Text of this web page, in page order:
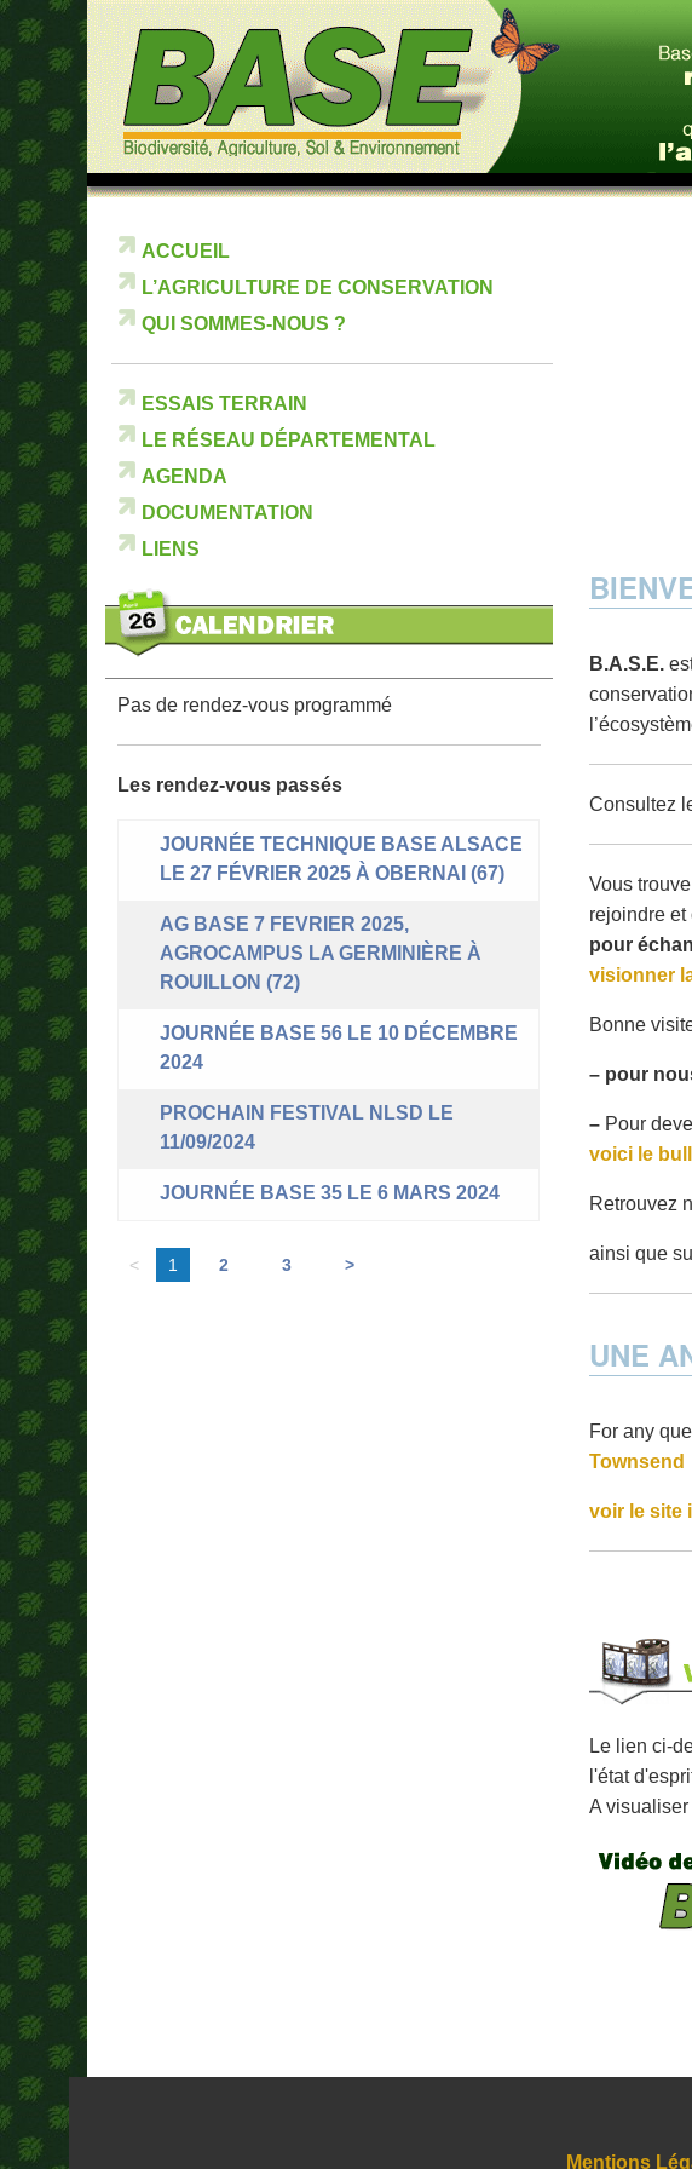
ACCUEIL
L’AGRICULTURE DE CONSERVATION
QUI SOMMES-NOUS ?
ESSAIS TERRAIN
LE RÉSEAU DÉPARTEMENTAL
AGENDA
DOCUMENTATION
LIENS
Pas de rendez-vous programmé
Les rendez-vous passés
JOURNÉE TECHNIQUE BASE ALSACE
LE 27 FÉVRIER 2025 À OBERNAI (67)
AG BASE 7 FEVRIER 2025,
AGROCAMPUS LA GERMINIÈRE À
ROUILLON (72)
JOURNÉE BASE 56 LE 10 DÉCEMBRE
2024
PROCHAIN FESTIVAL NLSD LE
11/09/2024
JOURNÉE BASE 35 LE 6 MARS 2024
< 1 2 3 >
B.A.S.E.
Consultez
Vous
rejoindre et
pour
visionner
Bonne
– pour
–Pour
voici le
Retrouvez
ainsi que
UNE
For any
Townsend
voir le site
Le lien ci-
l'état
A
Mentions